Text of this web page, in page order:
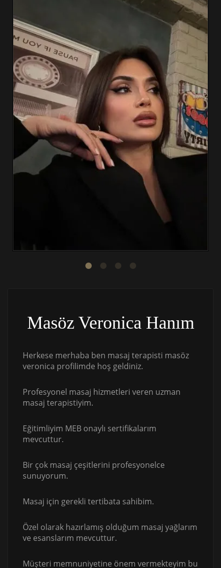
Masöz Veronica Hanım
Herkese merhaba ben masaj terapisti masöz
veronica profilimde hoş geldiniz.
Profesyonel masaj hizmetleri veren uzman
masaj terapistiyim.
Eğitimliyim MEB onaylı sertifikalarım
mevcuttur.
Bir çok masaj çeşitlerini profesyonelce
sunuyorum.
Masaj için gerekli tertibata sahibim.
Özel olarak hazırlamış olduğum masaj yağlarım
ve esanslarım mevcuttur.
Müşteri memnuniyetine önem vermekteyim bu